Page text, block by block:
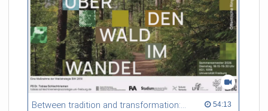
Between tradition and transformation: how owners, advisers and institutions co-create knowledge for resilient forests in Europe 54:13
54:13 duration